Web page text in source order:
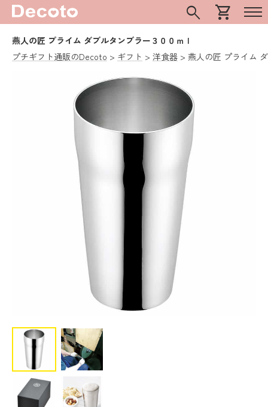
search shopping_cart
燕人の匠 プライム ダブルタンブラー３００ｍｌ
プチギフト通販のDecoto
ギフト 洋食器 燕人の匠 プライム